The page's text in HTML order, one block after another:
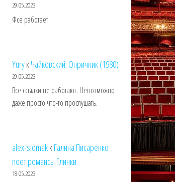
29.05.2023
Фсе работает.
YuryкЧайковский. Опричник (1980)
29.05.2023
Все ссылки не работают. Невозможно
даже просто что-то прослушать.
alex-sidmakкГалина Писаренко
поет романсы Глинки
18.05.2023